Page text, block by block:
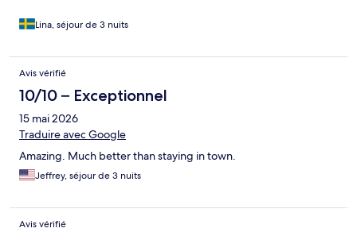
Lina, séjour de 3 nuits
Avis vérifié
10/10 – Exceptionnel
15 mai 2026
Traduire avec Google
Amazing. Much better than staying in town.
Jeffrey, séjour de 3 nuits
Avis vérifié